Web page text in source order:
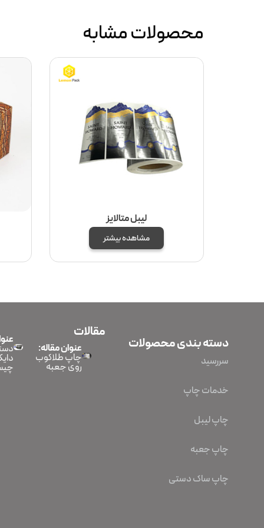
محصولات مشابه
لیبل متالایز
مشاهده بیشتر
دسته بندی محصولات
سررسید
خدمات چاپ
چاپ لیبل
چاپ جعبه
چاپ ساک دستی
مقالات
عنوان مقاله:
چاپ طلاکوب
روی جعبه